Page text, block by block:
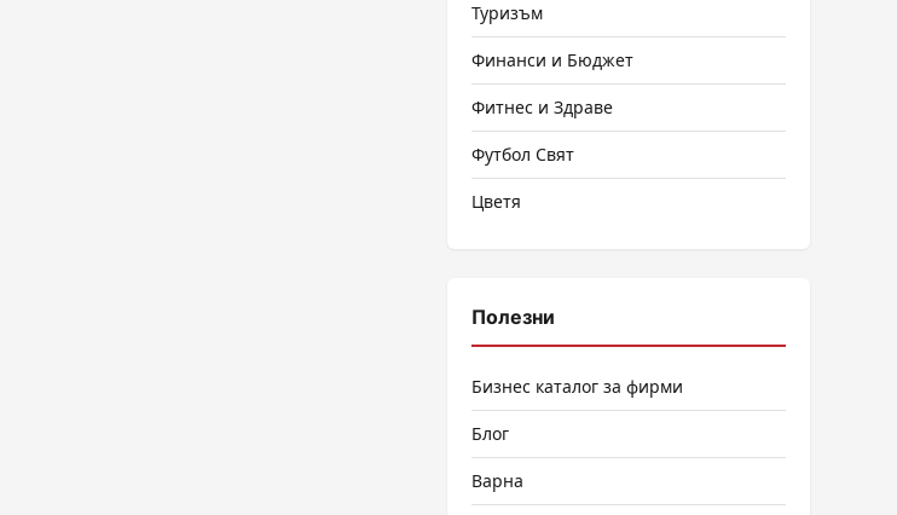
Туризъм
Финанси и Бюджет
Фитнес и Здраве
Футбол Свят
Цветя
Полезни
Бизнес каталог за фирми
Блог
Варна